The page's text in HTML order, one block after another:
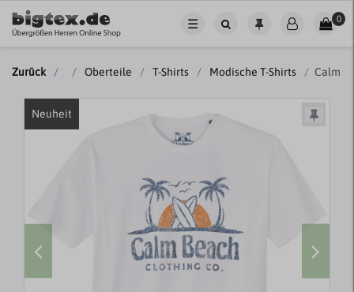
☰ 0
Zurück Oberteile T-Shirts Modische T-Shirts Calm
Neuheit